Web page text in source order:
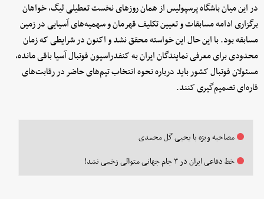
در این میان باشگاه پرسپولیس از همان روزهای نخست تعطیلی لیگ، خواهان
برگزاری ادامه مسابقات و تعیین تکلیف قهرمان و سهمیه‌های آسیایی در زمین
مسابقه بود. با این حال این خواسته محقق نشد و اکنون در شرایطی که زمان
محدودی برای معرفی نمایندگان ایران به کنفدراسیون فوتبال آسیا باقی مانده،
مسئولان فوتبال کشور باید درباره نحوه انتخاب تیم‌های حاضر در رقابت‌های
قاره‌ای تصمیم‌گیری کنند.
مصاحبه ویژه با یحیی گل محمدی
خط دفاعی ایران در ۳ جام جهانی متوالی زخمی نشد!